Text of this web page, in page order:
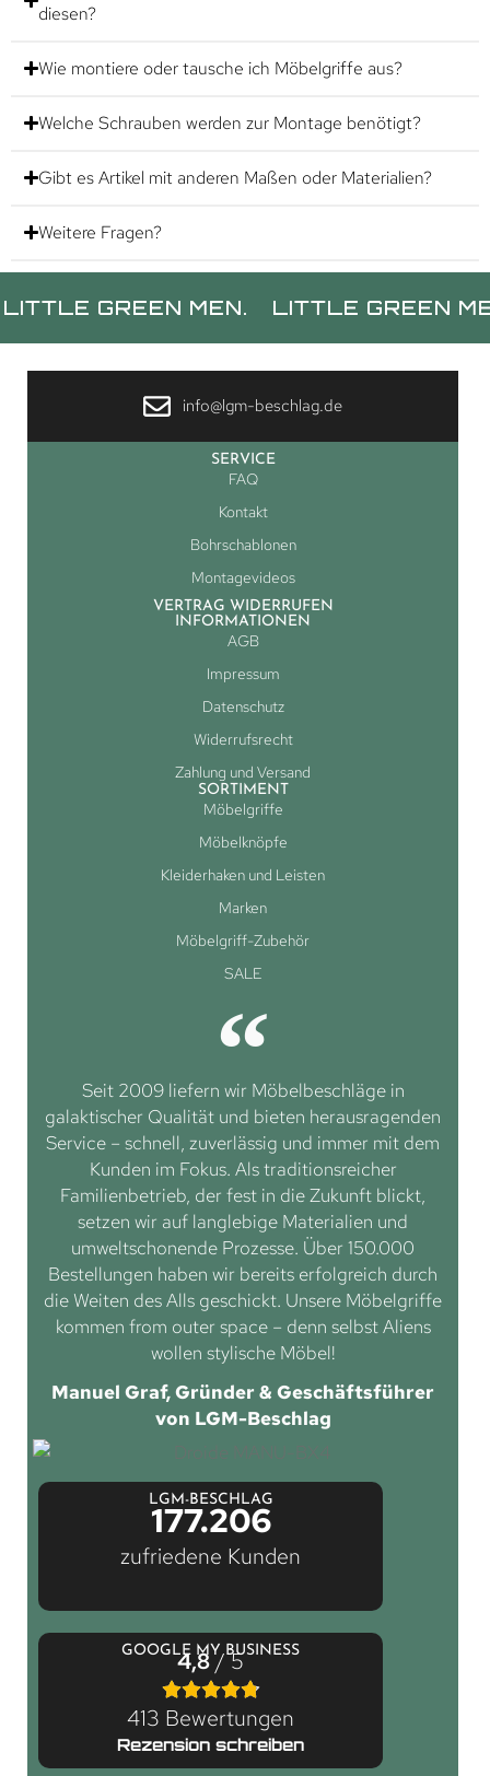
diesen?
Wie montiere oder tausche ich Möbelgriffe aus?
Welche Schrauben werden zur Montage benötigt?
Gibt es Artikel mit anderen Maßen oder Materialien?
Weitere Fragen?
GREEN MEN. LITTLE GREEN MEN.
info@lgm-beschlag.de
SERVICE
FAQ
Kontakt
Bohrschablonen
Montagevideos
VERTRAG WIDERRUFEN
INFORMATIONEN
AGB
Impressum
Datenschutz
Widerrufsrecht
Zahlung und Versand
SORTIMENT
Möbelgriffe
Möbelknöpfe
Kleiderhaken und Leisten
Marken
Möbelgriff-Zubehör
SALE
Seit 2009 liefern wir Möbelbeschläge in
galaktischer Qualität und bieten herausragenden
Service – schnell, zuverlässig und immer mit dem
Kunden im Fokus. Als traditionsreicher
Familienbetrieb, der fest in die Zukunft blickt,
setzen wir auf langlebige Materialien und
umweltschonende Prozesse. Über 150.000
Bestellungen haben wir bereits erfolgreich durch
die Weiten des Alls geschickt. Unsere Möbelgriffe
kommen from outer space – denn selbst Aliens
wollen stylische Möbel!
Manuel Graf, Gründer & Geschäftsführer
von LGM-Beschlag
LGM-BESCHLAG
177.206
zufriedene Kunden
GOOGLE MY BUSINESS
4,8/ 5
413 Bewertungen
Rezension schreiben